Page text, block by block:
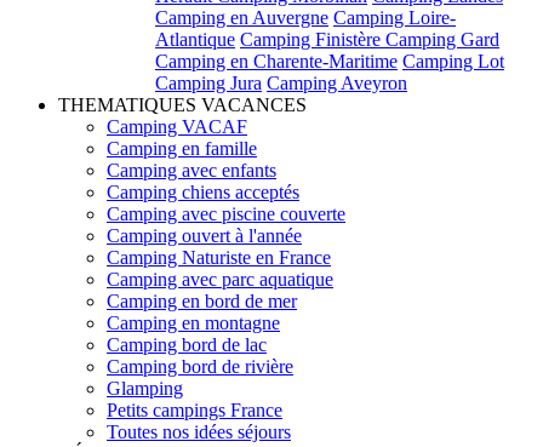
Camping en Auvergne Camping Loire-
Atlantique Camping Finistère Camping Gard
Camping en Charente-Maritime Camping Lot
Camping Jura Camping Aveyron
THEMATIQUES VACANCES
Camping VACAF
Camping en famille
Camping avec enfants
Camping chiens acceptés
Camping avec piscine couverte
Camping ouvert à l'année
Camping Naturiste en France
Camping avec parc aquatique
Camping en bord de mer
Camping en montagne
Camping bord de lac
Camping bord de rivière
Glamping
Petits campings France
Toutes nos idées séjours